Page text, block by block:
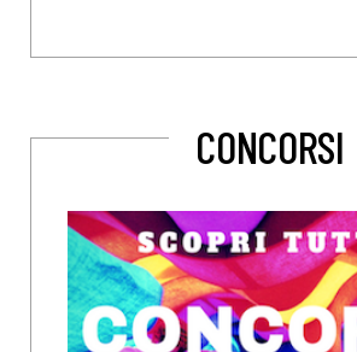
CONCORSI